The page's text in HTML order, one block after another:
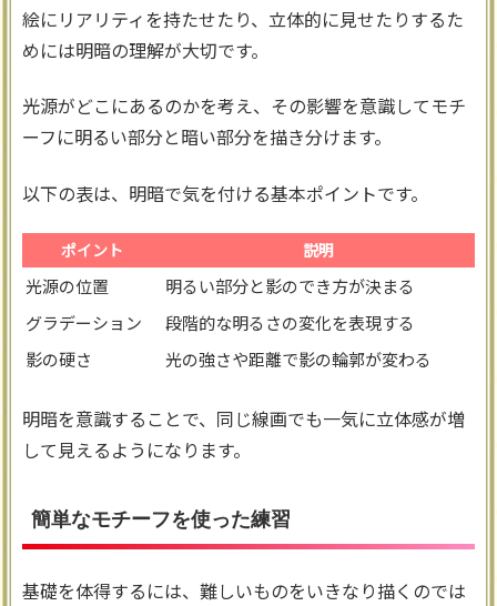
絵にリアリティを持たせたり、立体的に見せたりするた
めには明暗の理解が大切です。
光源がどこにあるのかを考え、その影響を意識してモチ
ーフに明るい部分と暗い部分を描き分けます。
以下の表は、明暗で気を付ける基本ポイントです。
ポイント 説明
光源の位置
明るい部分と影のでき方が決まる
グラデーション
段階的な明るさの変化を表現する
影の硬さ
光の強さや距離で影の輪郭が変わる
明暗を意識することで、同じ線画でも一気に立体感が増
して見えるようになります。
簡単なモチーフを使った練習
基礎を体得するには、難しいものをいきなり描くのでは